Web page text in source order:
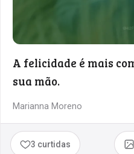
A felicidade é mais
sua mão.
Marianna Moreno
3 curtidas